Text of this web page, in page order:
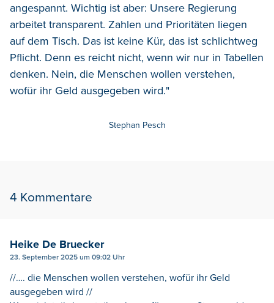
angespannt. Wichtig ist aber: Unsere Regierung
arbeitet transparent. Zahlen und Prioritäten liegen
auf dem Tisch. Das ist keine Kür, das ist schlichtweg
Pflicht. Denn es reicht nicht, wenn wir nur in Tabellen
denken. Nein, die Menschen wollen verstehen,
wofür ihr Geld ausgegeben wird."
Stephan Pesch
4 Kommentare
Heike De Bruecker
23. September 2025 um 09:02 Uhr
//…. die Menschen wollen verstehen, wofür ihr Geld
ausgegeben wird //